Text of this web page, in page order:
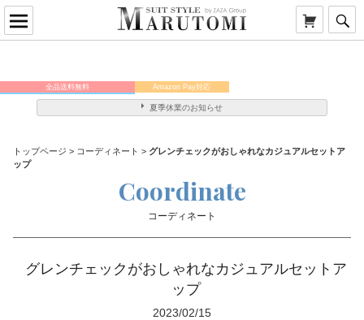
全品送料無料
Amazon Pay対応
メンバー様はポイント5倍！
夏季休業のお知らせ
トップページ > コーディネート > グレンチェックがおしゃれなカジュアルセットア
ップ
Coordinate
コーディネート
グレンチェックがおしゃれなカジュアルセットア
ップ
2023/02/15